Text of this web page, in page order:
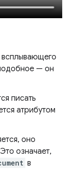
— он
писать
атрибутом
оно
означает,
в